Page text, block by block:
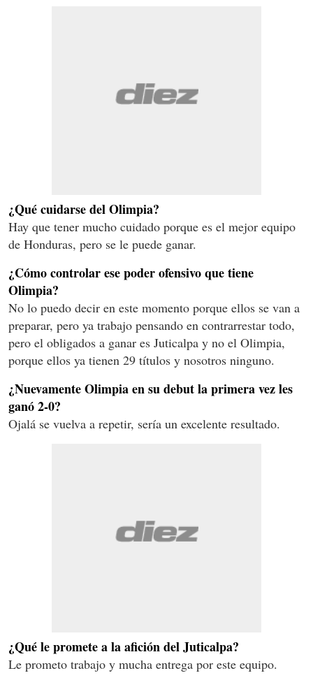
¿Qué cuidarse del Olimpia?
Hay que tener mucho cuidado porque es el mejor equipo
de Honduras, pero se le puede ganar.
¿Cómo controlar ese poder ofensivo que tiene
Olimpia?
No lo puedo decir en este momento porque ellos se van a
preparar, pero ya trabajo pensando en contrarrestar todo,
pero el obligados a ganar es Juticalpa y no el Olimpia,
porque ellos ya tienen 29 títulos y nosotros ninguno.
¿Nuevamente Olimpia en su debut la primera vez les
ganó 2-0?
Ojalá se vuelva a repetir, sería un excelente resultado.
¿Qué le promete a la afición del Juticalpa?
Le prometo trabajo y mucha entrega por este equipo.